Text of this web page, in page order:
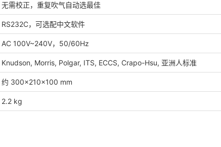
无需校正，重复吹气自动选最佳
RS232C，可选配中文软件
AC 100V~240V，50/60Hz
Knudson, Morris, Polgar, ITS, ECCS, Crapo-Hsu, 亚洲人标准
约 300×210×100 mm
2.2 kg